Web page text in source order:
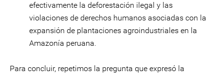
efectivamente la deforestación ilegal y las
violaciones de derechos humanos asociadas con la
expansión de plantaciones agroindustriales en la
Amazonía peruana.
Para concluir, repetimos la pregunta que expresó la